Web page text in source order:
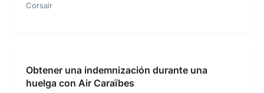
Corsair
Obtener una indemnización durante una
huelga con Air Caraïbes